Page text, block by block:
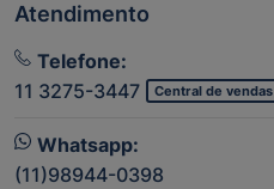
Atendimento
Telefone:
11 3275-3447
Central de vendas
Whatsapp:
(11)98944-0398